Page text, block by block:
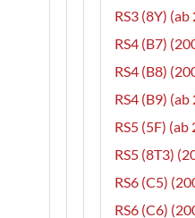
RS3 (8Y) (ab
RS4 (B7)
RS4 (B8)
RS4 (B9) (ab
RS5 (5F) (ab
RS5 (8T3)
RS6 (C5)
RS6 (C6)